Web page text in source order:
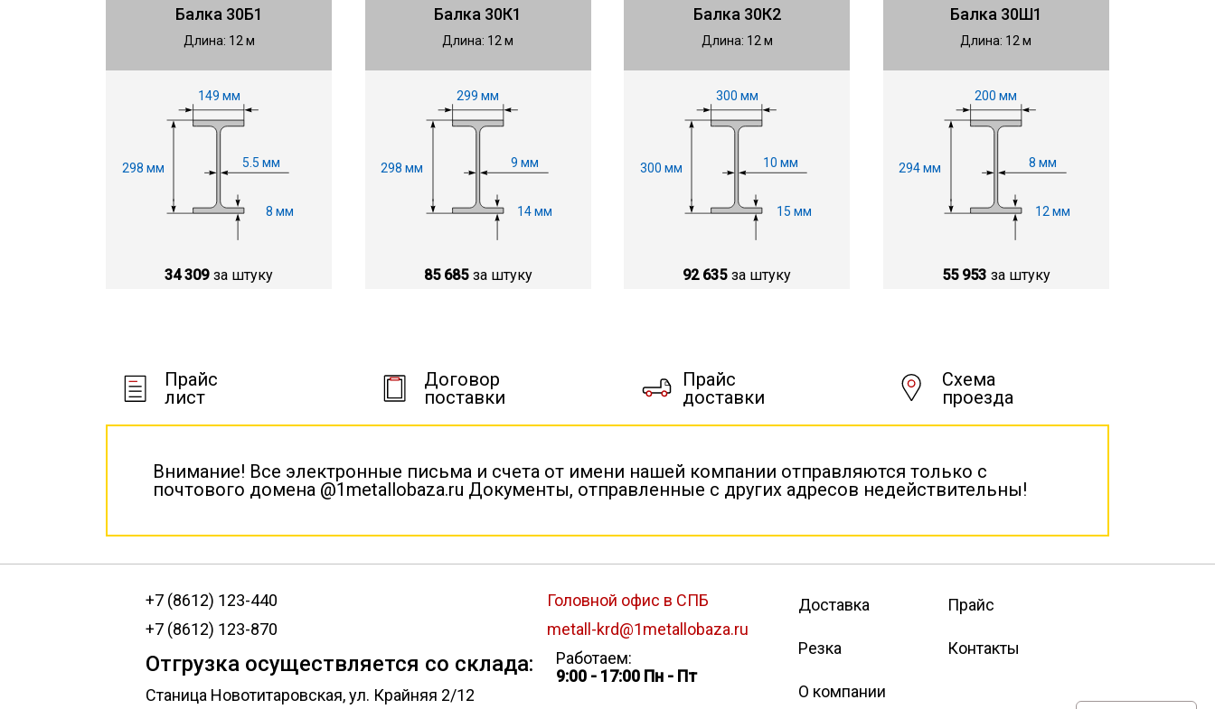
Балка 30Б1
Длина: 12 м
298 мм
149 мм
5.5 мм
8 мм
34 309 за штуку
Балка 30К1
Длина: 12 м
298 мм
299 мм
9 мм
14 мм
85 685 за штуку
Балка 30К2
Длина: 12 м
300 мм
300 мм
10 мм
15 мм
92 635 за штуку
Балка 30Ш1
Длина: 12 м
294 мм
200 мм
8 мм
12 мм
55 953 за штуку
Прайс
лист
Договор
поставки
Прайс
доставки
Схема
проезда
Внимание! Все электронные письма и счета от имени нашей компании отправляются только с
почтового домена @1metallobaza.ru Документы, отправленные с других адресов недействительны!
+7 (8612) 123-440
+7 (8612) 123-870
Отгрузка осуществляется со склада:
Станица Новотитаровская, ул. Крайняя 2/12
Головной офис в СПБ
metall-krd@1metallobaza.ru
Работаем:
9:00 - 17:00 Пн - Пт
Доставка Прайс
Резка Контакты
О компании